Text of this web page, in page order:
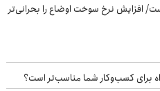
است/ افزایش نرخ سوخت اوضاع را بحرانی‌تر
برای کسب‌وکار شما مناسب‌تر است؟